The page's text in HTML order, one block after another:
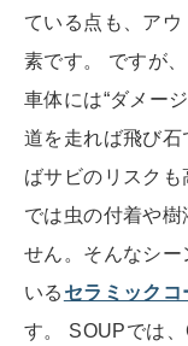
ている点も、ア
素です。 ですが
車体には“ダメー
道を走れば飛び
ばサビのリスク
では虫の付着や樹
せん。そんなシ
いる セラミック
す。 SOUPでは